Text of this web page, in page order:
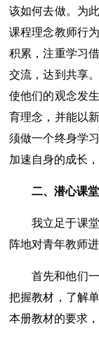
该如何去做。为
课程理念教师行
积累，注重学习
交流，达到共享
使他们的观念发
育理念，并能以
须做一个终身学
加速自身的成长
二、潜心课
我立足于课
阵地对青年教师
首先和他们
把握教材，了解
本册教材的要求